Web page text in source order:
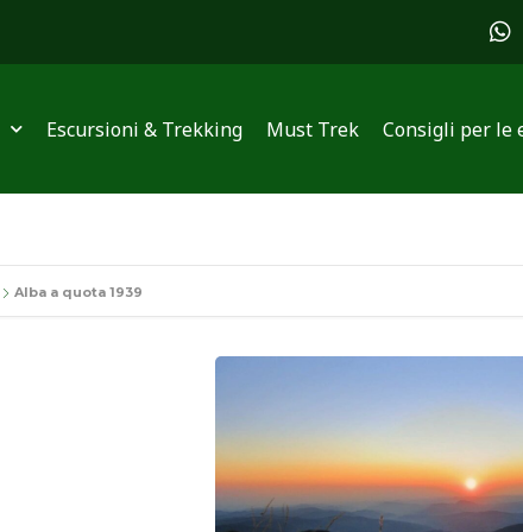
W
h
a
a
Escursioni & Trekking Must Trek Consigli per le
Alba a quota 1939